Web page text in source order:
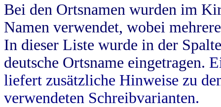
Bei den Ortsnamen wurden im
Namen verwendet, wobei
In dieser Liste wurde in der
deutsche Ortsname eingetragen.
liefert zusätzliche Hinweise zu
verwendeten Schreibvarianten.